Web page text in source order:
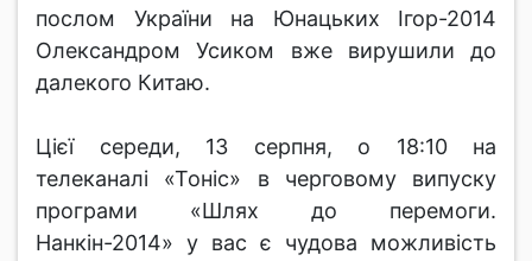
послом України на Юнацьких Ігор-2014
Олександром Усиком вже вирушили до
далекого Китаю.
Цієї середи, 13 серпня, о 18:10 на
телеканалі «Тоніс» в черговому випуску
програми «Шлях до перемоги.
Нанкін-2014» у вас є чудова можливість